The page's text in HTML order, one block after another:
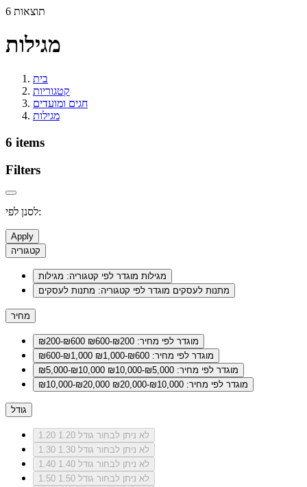
6 תוצאות
מגילות
בית
קטגוריות
חגים ומועדים
מגילות
6 items
Filters
לסנן לפי:
Apply
קטגוריה
מגילות מוגדר לפי קטגוריה: מגילות
מתנות לעסקים מוגדר לפי קטגוריה: מתנות לעסקים
מחיר
₪200-₪600
מוגדר לפי מחיר: ₪200-₪600
₪600-₪1,000
מוגדר לפי מחיר: ₪600-₪1,000
₪5,000-₪10,000
מוגדר לפי מחיר: ₪5,000-₪10,000
₪10,000-₪20,000
מוגדר לפי מחיר: ₪10,000-₪20,000
גודל
1.20
לא ניתן לבחור גודל 1.20
1.30
לא ניתן לבחור גודל 1.30
1.40
לא ניתן לבחור גודל 1.40
1.50
לא ניתן לבחור גודל 1.50